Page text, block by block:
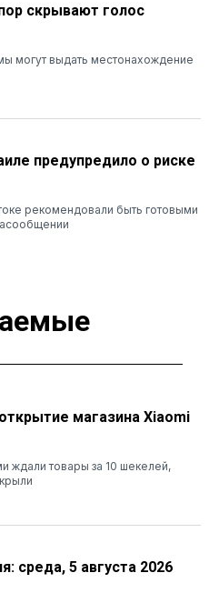
скрывают голос
могут выдать местонахождение
предупредило о риске
рекомендовали быть готовыми
магазина Xiaomi
ждали товары за 10 шекелей,
среда, 5 августа 2026